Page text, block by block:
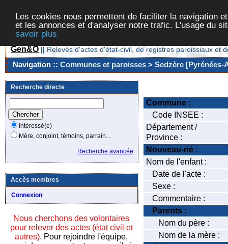
Les cookies nous permettent de faciliter la navigation
et les annonces et d'analyser notre trafic. L'usage du
savoir plus
Gen&O || Relevés d'actes d'état-civil, de registres paroissiaux et
Navigation :: Communes et paroisses > Sedzère [Pyrénées-
Recherche directe
Intéressé(e)
Mère, conjoint, témoins, parrain...
Recherche avancée
Accès membres
Connexion
Nous cherchons des volontaires
pour relever des actes (état civil et
autres). Pour rejoindre l'équipe,
Commune :
Code INSEE :
Département /
Province :
Nouveau-né :
Nom de l'enfant :
Date de l'acte :
Sexe :
Commentaire :
Parents :
Nom du père :
Nom de la mère :